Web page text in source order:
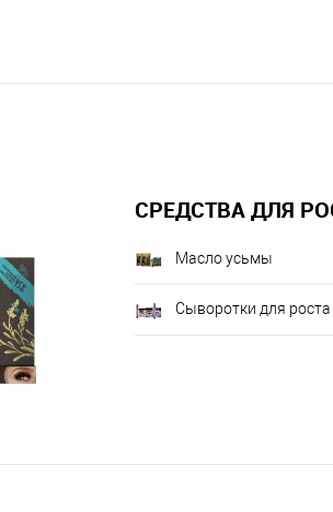
СРЕДСТВА ДЛЯ
Масло усьмы
Сыворотки для роста